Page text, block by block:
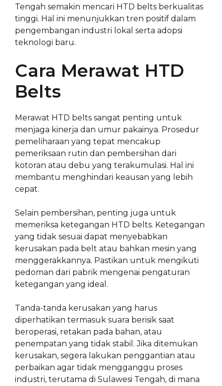
Tengah semakin mencari HTD belts berkualitas
tinggi. Hal ini menunjukkan tren positif dalam
pengembangan industri lokal serta adopsi
teknologi baru.
Cara Merawat HTD
Belts
Merawat HTD belts sangat penting untuk
menjaga kinerja dan umur pakainya. Prosedur
pemeliharaan yang tepat mencakup
pemeriksaan rutin dan pembersihan dari
kotoran atau debu yang terakumulasi. Hal ini
membantu menghindari keausan yang lebih
cepat.
Selain pembersihan, penting juga untuk
memeriksa ketegangan HTD belts. Ketegangan
yang tidak sesuai dapat menyebabkan
kerusakan pada belt atau bahkan mesin yang
menggerakkannya. Pastikan untuk mengikuti
pedoman dari pabrik mengenai pengaturan
ketegangan yang ideal.
Tanda-tanda kerusakan yang harus
diperhatikan termasuk suara berisik saat
beroperasi, retakan pada bahan, atau
penempatan yang tidak stabil. Jika ditemukan
kerusakan, segera lakukan penggantian atau
perbaikan agar tidak mengganggu proses
industri, terutama di Sulawesi Tengah, di mana